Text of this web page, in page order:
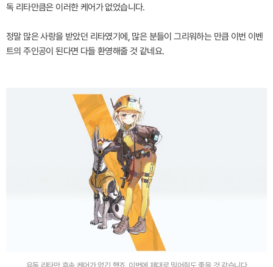
독 리타만큼은 이러한 케어가 없었습니다.
정말 많은 사랑을 받았던 리타였기에, 많은 분들이 그리워하는 만큼 이번 이벤
트의 주인공이 된다면 다들 환영해줄 것 같네요.